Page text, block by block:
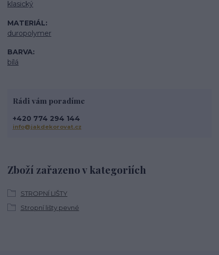
klasický
MATERIÁL
duropolymer
BARVA
bílá
Zboží zařazeno v kategoriích
STROPNÍ LIŠTY
Stropní lišty pevné
Rádi vám poradíme
+420 774 294 144
info@jakdekorovat.cz